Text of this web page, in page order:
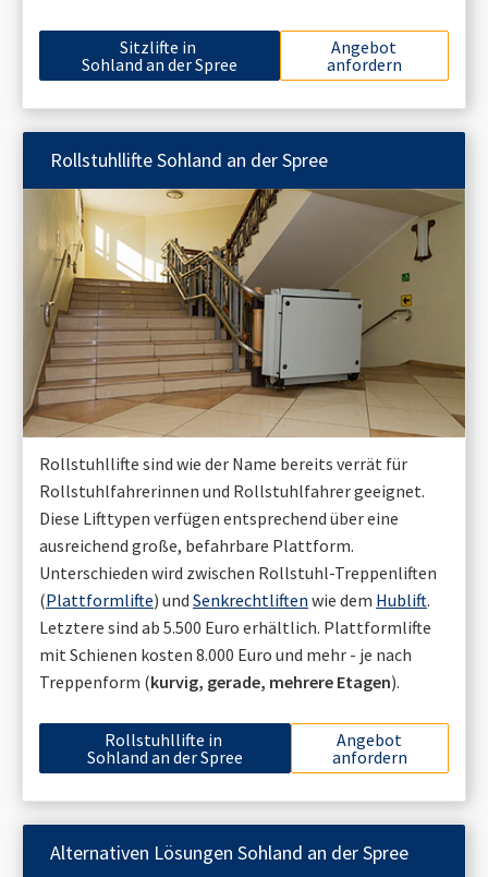
Sitzlifte in
Sohland an der Spree
Angebot
anfordern
RollstuhllifteSohland an der Spree
Rollstuhllifte sind wie der Name bereits verrät für
Rollstuhlfahrerinnen und Rollstuhlfahrer geeignet.
Diese Lifttypen verfügen entsprechend über eine
ausreichend große, befahrbare Plattform.
Unterschieden wird zwischen Rollstuhl-Treppenliften
(Plattformlifte) und Senkrechtliften wie dem Hublift.
Letztere sind ab 5.500 Euro erhältlich. Plattformlifte
mit Schienen kosten 8.000 Euro und mehr - je nach
Treppenform (kurvig, gerade, mehrere Etagen).
Rollstuhllifte in
Sohland an der Spree
Angebot
anfordern
Alternativen Lösungen Sohland an der Spree